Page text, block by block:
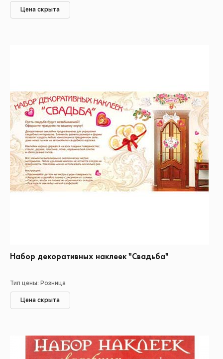
Цена скрыта
Набор декоративных наклеек "Свадьба"
Тип цены: Розница
Цена скрыта